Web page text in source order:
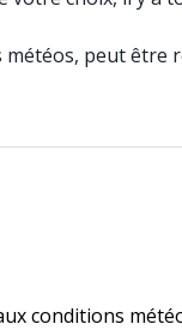
météos, peut être
conditions